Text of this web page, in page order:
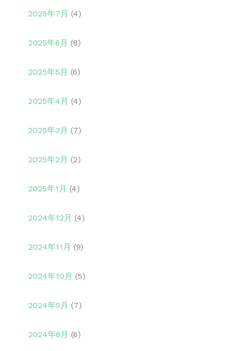
2025年7月 (4)
2025年6月 (8)
2025年5月 (6)
2025年4月 (4)
2025年3月 (7)
2025年2月 (2)
2025年1月 (4)
2024年12月 (4)
2024年11月 (9)
2024年10月 (5)
2024年9月 (7)
2024年8月 (6)